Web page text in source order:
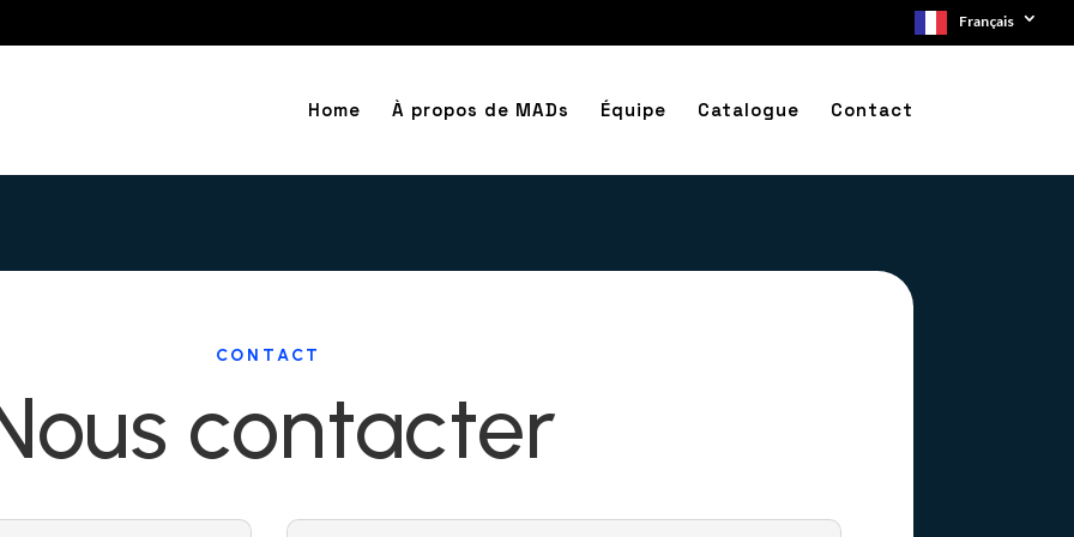
Français
Home À propos de MADs Équipe Catalogue Contact
CONTACT
contacter